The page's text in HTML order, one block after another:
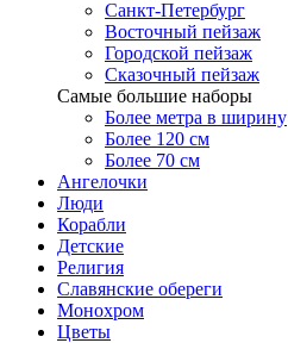
Санкт-Петербург
Восточный пейзаж
Городской пейзаж
Сказочный пейзаж
Самые большие наборы
Более метра в ширину
Более 120 см
Более 70 см
Ангелочки
Люди
Корабли
Детские
Религия
Славянские обереги
Монохром
Цветы